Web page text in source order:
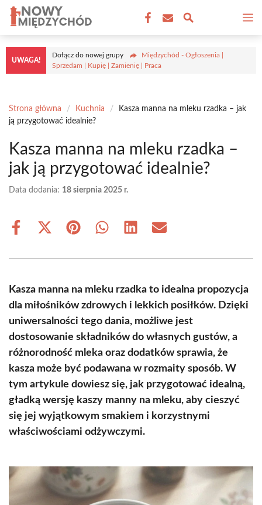
Przejdź
treści
UWAGA!
Dołącz do nowej grupy
Międzychód - Ogłoszenia |
Sprzedam | Kupię | Zamienię | Praca
Strona główna / Kuchnia /
Kasza manna na mleku rzadka – jak
ją przygotować idealnie?
Kasza manna na mleku rzadka –
jak ją przygotować idealnie?
Data dodania: 18 sierpnia 2025 r.
Share
Share
(Twitter)
Share Share Share Share
Kasza manna na mleku rzadka to idealna propozycja
dla miłośników zdrowych i lekkich posiłków. Dzięki
uniwersalności tego dania, możliwe jest
dostosowanie składników do własnych gustów, a
różnorodność mleka oraz dodatków sprawia, że
kasza może być podawana w rozmaity sposób. W
tym artykule dowiesz się, jak przygotować idealną,
gładką wersję kaszy manny na mleku, aby cieszyć
się jej wyjątkowym smakiem i korzystnymi
właściwościami odżywczymi.